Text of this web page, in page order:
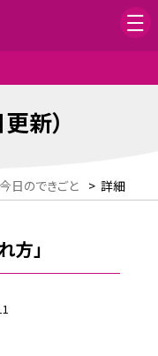
新）
今日のできごと > 詳細
方」